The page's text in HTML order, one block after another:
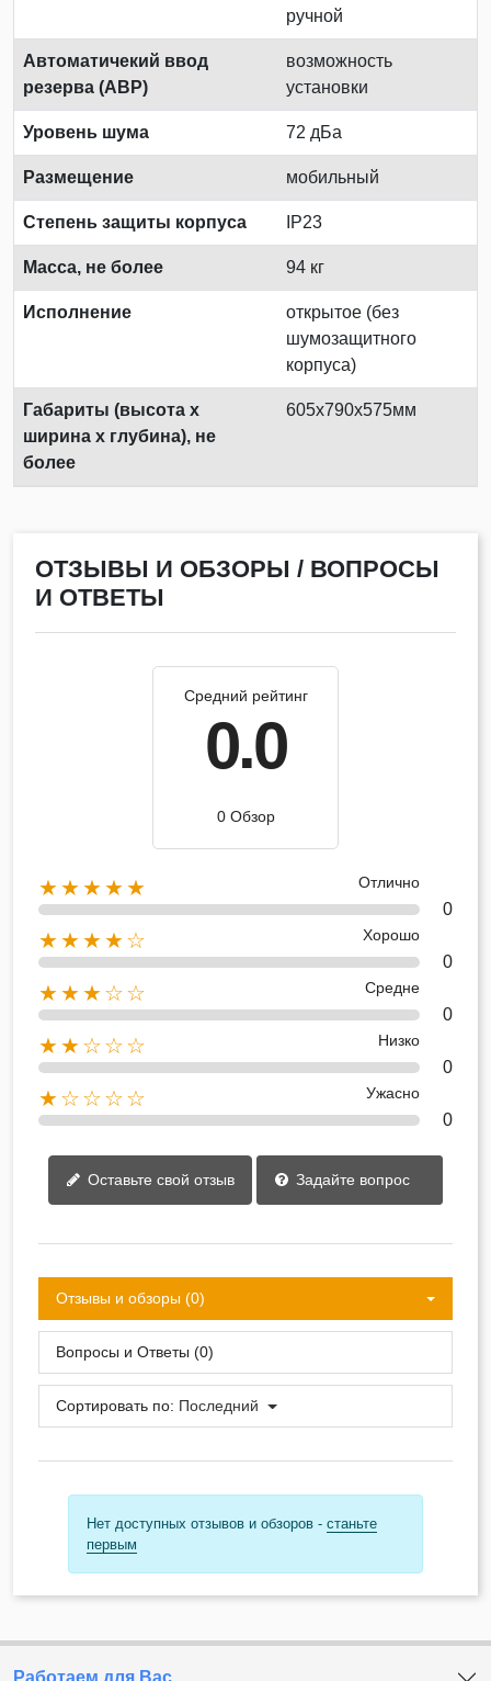
ручной
Автоматичекий ввод
резерва (АВР)
возможность
установки
Уровень шума 72 дБа
Размещение мобильный
Степень защиты корпуса IP23
Масса, не более 94 кг
Исполнение
открытое (без
шумозащитного
корпуса)
Габариты (высота х
ширина х глубина), не
более
605х790х575мм
ОТЗЫВЫ И ОБЗОРЫ / ВОПРОСЫ
И ОТВЕТЫ
Средний рейтинг
0.0
0 Обзор
★★★★★ Отлично
0
★★★★☆ Хорошо
0
★★★☆☆ Средне
0
★★☆☆☆ Низко
0
★☆☆☆☆ Ужасно
0
Оставьте свой отзыв Задайте вопрос
Отзывы и обзоры (0)
Вопросы и Ответы (0)
Сортировать по: Последний
Нет доступных отзывов и обзоров - станьте
первым
Работаем для Вас